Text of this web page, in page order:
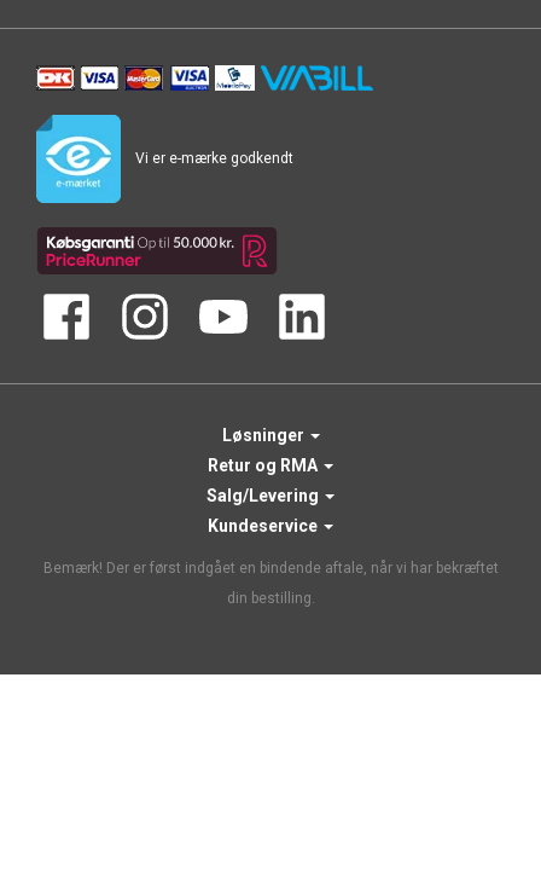
Vi er e-mærke godkendt
Løsninger
Retur og RMA
Salg/Levering
Kundeservice
Bemærk! Der er først indgået en bindende aftale, når vi har bekræftet
din bestilling.